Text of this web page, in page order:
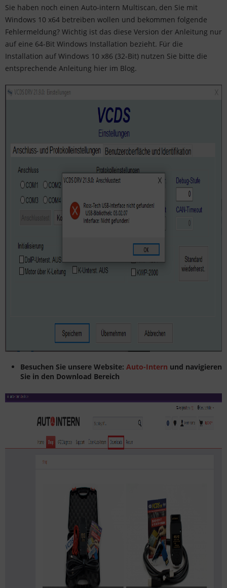
Sie haben noch einen Auto-intern Multiscan, den Sie mit
Windows 10 x64 betreiben wollen und bekommen folgende
Fehlermeldung? Wichtig ist das diese Version der Anleitung nur
auf eine 64-Bit Windows Installation bezieht. Für die
Installation auf Windows 10 x86 (32-Bit) nutzen Sie bitte die
entsprechende Anleitung hier im Blog.
Besuchen Sie unsere Website: Auto-Intern und navigieren
Sie in den Download Bereich